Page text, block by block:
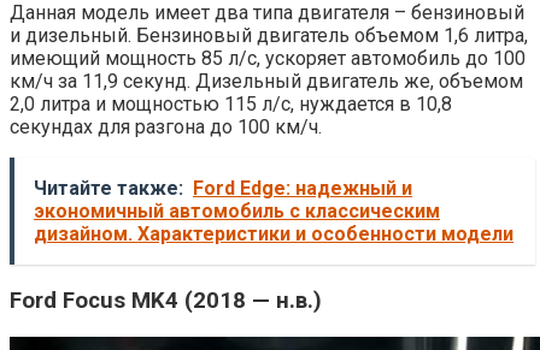
Данная модель имеет два типа двигателя – бензиновый
и дизельный. Бензиновый двигатель объемом 1,6 литра,
имеющий мощность 85 л/с, ускоряет автомобиль до 100
км/ч за 11,9 секунд. Дизельный двигатель же, объемом
2,0 литра и мощностью 115 л/с, нуждается в 10,8
секундах для разгона до 100 км/ч.
Читайте также: Ford Edge: надежный и
экономичный автомобиль с классическим
дизайном. Характеристики и особенности модели
Ford Focus MK4 (2018 — н.в.)